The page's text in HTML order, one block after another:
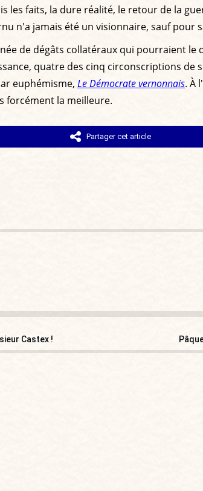
faits, la dure réalité, le retour de la
n'a jamais été un visionnaire, sauf pour
de dégâts collatéraux qui pourraient
quatre des cinq circonscriptions de
euphémisme, Le Démocrate vernonnais. À
forcément la meilleure.
Partager cet article
Castex !